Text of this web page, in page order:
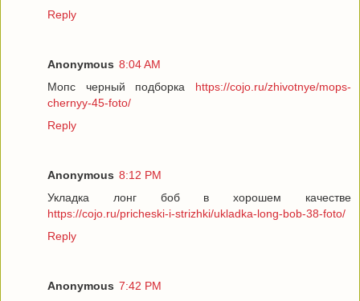
Reply
Anonymous 8:04 AM
Мопс черный подборка https://cojo.ru/zhivotnye/mops-
chernyy-45-foto/
Reply
Anonymous 8:12 PM
Укладка лонг боб в хорошем качестве
https://cojo.ru/pricheski-i-strizhki/ukladka-long-bob-38-foto/
Reply
Anonymous 7:42 PM